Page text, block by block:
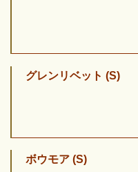
グレンリベット (S)
ボウモア (S)